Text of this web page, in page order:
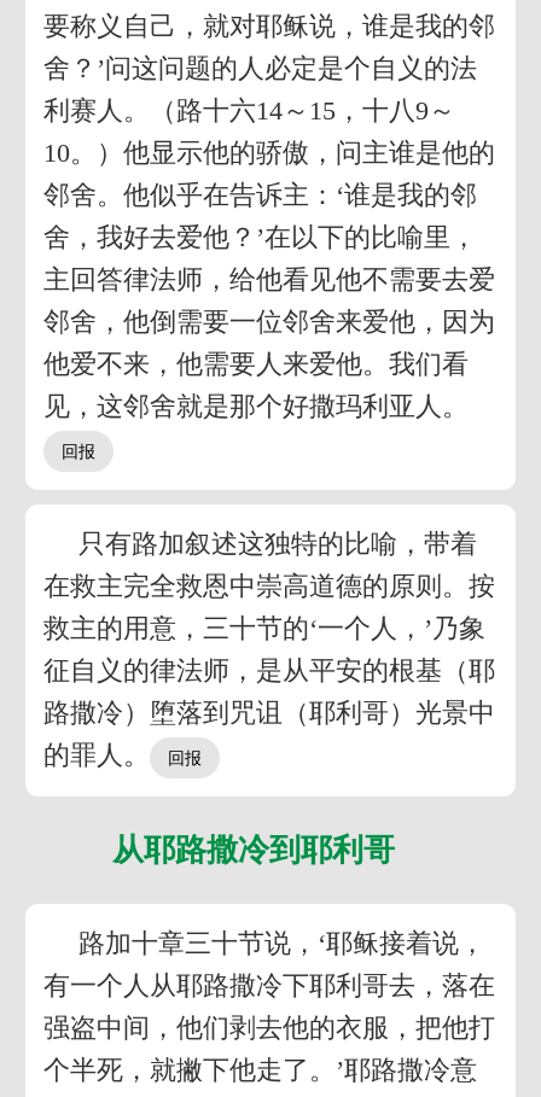
要称义自己，就对耶稣说，谁是我的邻
舍？’问这问题的人必定是个自义的法
利赛人。（路十六14～15，十八9～
10。）他显示他的骄傲，问主谁是他的
邻舍。他似乎在告诉主：‘谁是我的邻
舍，我好去爱他？’在以下的比喻里，
主回答律法师，给他看见他不需要去爱
邻舍，他倒需要一位邻舍来爱他，因为
他爱不来，他需要人来爱他。我们看
见，这邻舍就是那个好撒玛利亚人。
只有路加叙述这独特的比喻，带着
在救主完全救恩中崇高道德的原则。按
救主的用意，三十节的‘一个人，’乃象
征自义的律法师，是从平安的根基（耶
路撒冷）堕落到咒诅（耶利哥）光景中
的罪人。
从耶路撒冷到耶利哥
路加十章三十节说，‘耶稣接着说，
有一个人从耶路撒冷下耶利哥去，落在
强盗中间，他们剥去他的衣服，把他打
个半死，就撇下他走了。’耶路撒冷意